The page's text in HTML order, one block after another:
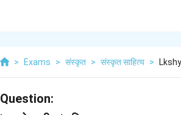
> Exams > संस्कृत > संस्कृत साहित्य >
Question: